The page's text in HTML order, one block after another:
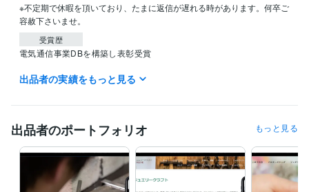
※不定期で休暇を頂いており、たまに返信が遅れる時があります。何卒ご
容赦下さいませ。
受賞歴
電気通信事業DBを構築し表彰受賞
資格・検定
ITパスポート 取得年 : 2020年
ITコーディネータ（ITC） 取得年 : 2020年
ITパスポート 取得年 : 2019年
プログラミング言語・フレームワーク
CSS:15年 HTML:15年JavaScript:15年
SQL:12年
出品者の実績をもっと見る
出品者のポートフォリオ もっと見る